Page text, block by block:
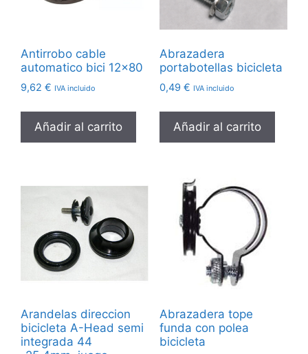
Antirrobo cable
automatico bici 12×80
9,62 € IVA incluido
Añadir al carrito
Abrazadera
portabotellas bicicleta
0,49 € IVA incluido
Añadir al carrito
Arandelas direccion
bicicleta A-Head semi
integrada 44
Abrazadera tope
funda con polea
bicicleta